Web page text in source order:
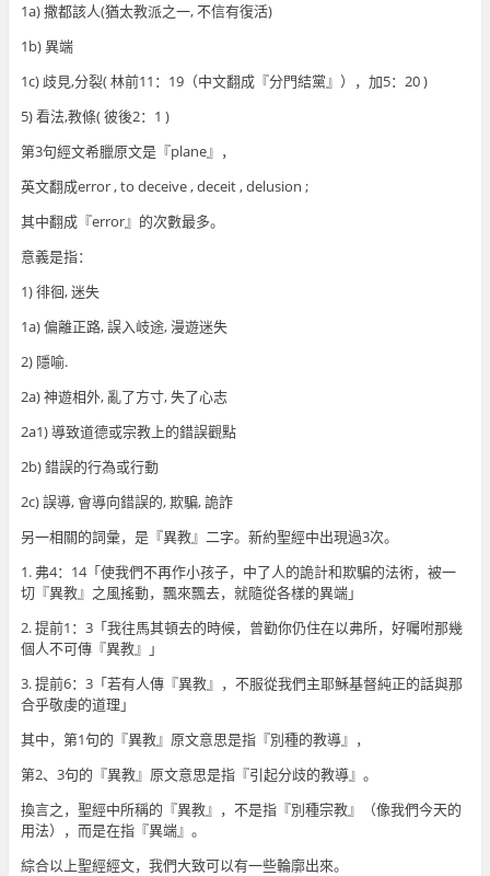
1a) 撒都該人(猶太教派之一, 不信有復活)
1b) 異端
1c) 歧見,分裂( 林前11：19（中文翻成『分門結黨』），加5：20 )
5) 看法,教條( 彼後2：1 )
第3句經文希臘原文是『plane』，
英文翻成error , to deceive , deceit , delusion ;
其中翻成『error』的次數最多。
意義是指：
1) 徘徊, 迷失
1a) 偏離正路, 誤入岐途, 漫遊迷失
2) 隱喻.
2a) 神遊相外, 亂了方寸, 失了心志
2a1) 導致道德或宗教上的錯誤觀點
2b) 錯誤的行為或行動
2c) 誤導, 會導向錯誤的, 欺騙, 詭詐
另一相關的詞彙，是『異教』二字。新約聖經中出現過3次。
1. 弗4：14「使我們不再作小孩子，中了人的詭計和欺騙的法術，被一
切『異教』之風搖動，飄來飄去，就隨從各樣的異端」
2. 提前1：3「我往馬其頓去的時候，曾勸你仍住在以弗所，好囑咐那幾
個人不可傳『異教』」
3. 提前6：3「若有人傳『異教』，不服從我們主耶穌基督純正的話與那
合乎敬虔的道理」
其中，第1句的『異教』原文意思是指『別種的教導』，
第2、3句的『異教』原文意思是指『引起分歧的教導』。
換言之，聖經中所稱的『異教』，不是指『別種宗教』（像我們今天的
用法），而是在指『異端』。
綜合以上聖經經文，我們大致可以有一些輪廓出來。